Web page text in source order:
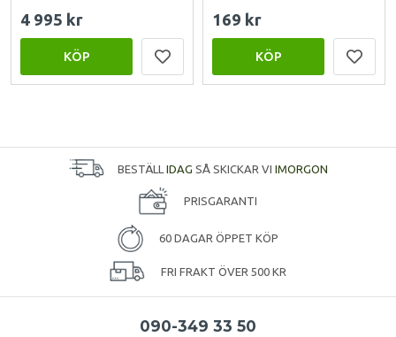
4 995 kr
KÖP
169 kr
KÖP
BESTÄLL IDAG SÅ SKICKAR VI IMORGON
PRISGARANTI
60 DAGAR ÖPPET KÖP
FRI FRAKT ÖVER 500 KR
090-349 33 50